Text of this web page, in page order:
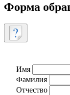
Форма
Имя
Фамилия
Отчество